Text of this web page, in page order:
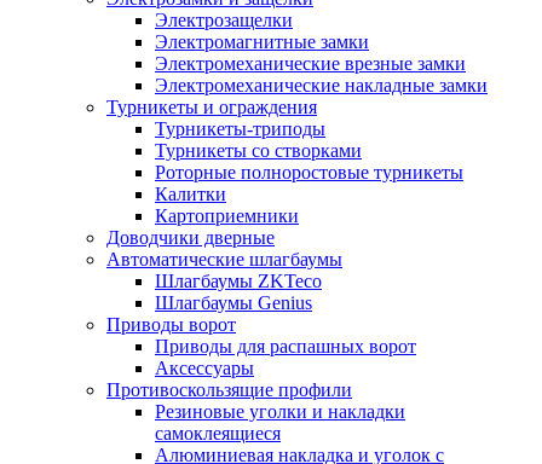
Электрозащелки
Электромагнитные замки
Электромеханические врезные замки
Электромеханические накладные замки
Турникеты и ограждения
Турникеты-триподы
Турникеты со створками
Роторные полноростовые турникеты
Калитки
Картоприемники
Доводчики дверные
Автоматические шлагбаумы
Шлагбаумы ZKTeco
Шлагбаумы Genius
Приводы ворот
Приводы для распашных ворот
Аксессуары
Противоскользящие профили
Резиновые уголки и накладки
самоклеящиеся
Алюминиевая накладка и уголок с